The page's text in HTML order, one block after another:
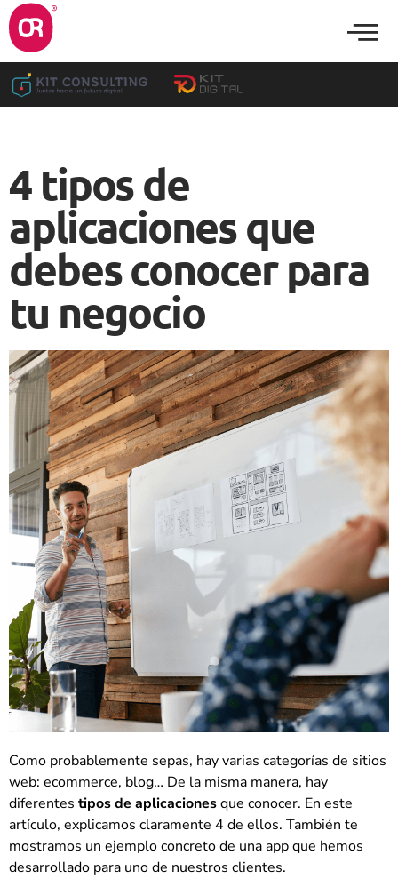
4 tipos de
aplicaciones que
debes conocer para
tu negocio
Como probablemente sepas, hay varias categorías de sitios
web: ecommerce, blog… De la misma manera, hay
diferentes tipos de aplicacionesque conocer. En este
artículo, explicamos claramente 4 de ellos. También te
mostramos un ejemplo concreto de una app que hemos
desarrollado para uno de nuestros clientes.